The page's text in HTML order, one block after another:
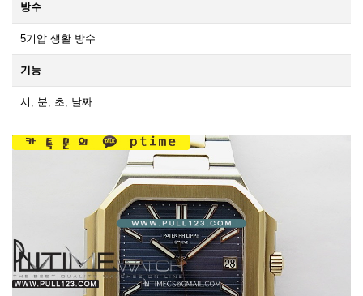
방수
5기압 생활 방수
기능
시, 분, 초, 날짜